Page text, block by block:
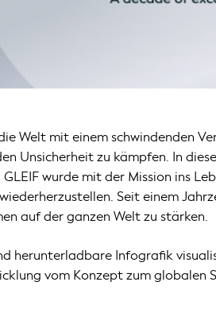
Welt mit einem schwindenden
Unsicherheit zu kämpfen. In
wurde mit der Mission ins
Seit einem
auf der ganzen Welt zu stärken.
herunterladbare Infografik
vom Konzept zum globalen